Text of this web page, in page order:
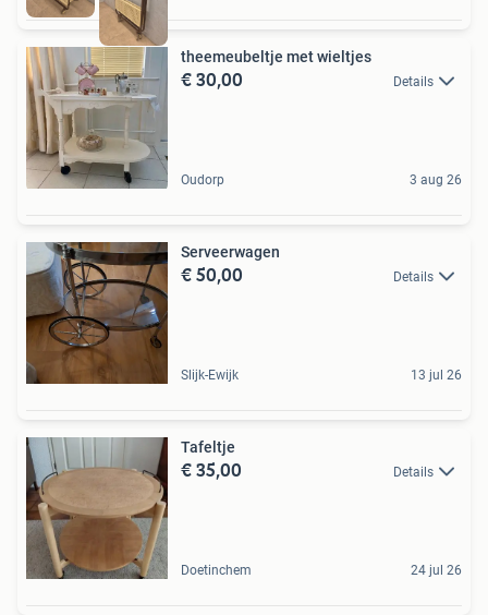
theemeubeltje met wieltjes
€ 30,00 Details
Oudorp 3 aug 26
Serveerwagen
€ 50,00 Details
Slijk-Ewijk 13 jul 26
Tafeltje
€ 35,00 Details
Doetinchem 24 jul 26